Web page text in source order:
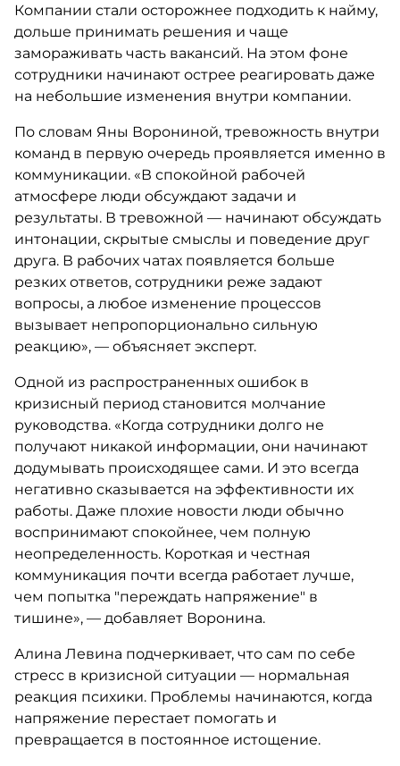
Компании стали осторожнее подходить к найму,
дольше принимать решения и чаще
замораживать часть вакансий. На этом фоне
сотрудники начинают острее реагировать даже
на небольшие изменения внутри компании.
По словам Яны Ворониной, тревожность внутри
команд в первую очередь проявляется именно в
коммуникации. «В спокойной рабочей
атмосфере люди обсуждают задачи и
результаты. В тревожной — начинают обсуждать
интонации, скрытые смыслы и поведение друг
друга. В рабочих чатах появляется больше
резких ответов, сотрудники реже задают
вопросы, а любое изменение процессов
вызывает непропорционально сильную
реакцию», — объясняет эксперт.
Одной из распространенных ошибок в
кризисный период становится молчание
руководства. «Когда сотрудники долго не
получают никакой информации, они начинают
додумывать происходящее сами. И это всегда
негативно сказывается на эффективности их
работы. Даже плохие новости люди обычно
воспринимают спокойнее, чем полную
неопределенность. Короткая и честная
коммуникация почти всегда работает лучше,
чем попытка "переждать напряжение" в
тишине», — добавляет Воронина.
Алина Левина подчеркивает, что сам по себе
стресс в кризисной ситуации — нормальная
реакция психики. Проблемы начинаются, когда
напряжение перестает помогать и
превращается в постоянное истощение.